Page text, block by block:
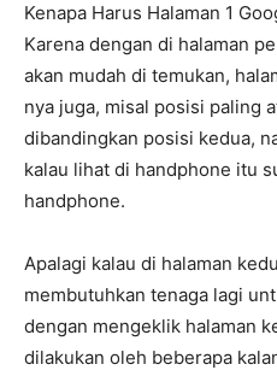
Kenapa Harus Halaman 1
Karena dengan di halaman
akan mudah di temukan,
nya juga, misal posisi paling
dibandingkan posisi kedua,
kalau lihat di handphone itu
handphone.
Apalagi kalau di halaman
membutuhkan tenaga lagi
dengan mengeklik halaman
dilakukan oleh beberapa